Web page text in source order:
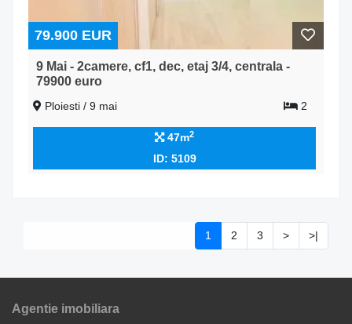
79.900 EUR
9 Mai - 2camere, cf1, dec, etaj 3/4, centrala -
79900 euro
Ploiesti / 9 mai 2
47m2
ID: 5109
1 2 3 > >|
Agentie imobiliara